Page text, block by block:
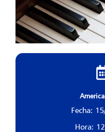
Fecha:
Hora: